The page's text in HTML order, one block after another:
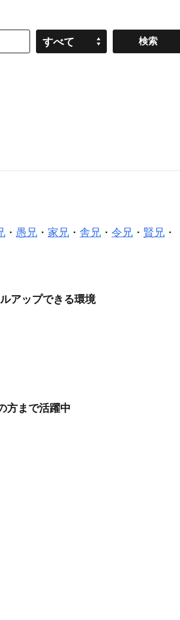
すべて
・ 愚兄 ・ 家兄 ・ 舎兄 ・ 令兄 ・ 賢兄 ・
アップできる環境
方まで活躍中